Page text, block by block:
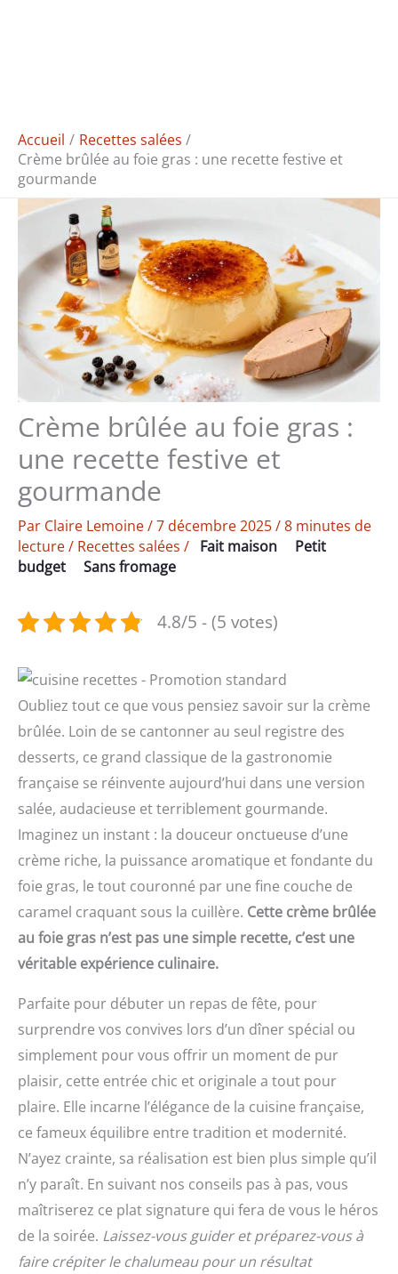
Accueil
Recettes salées
Crème brûlée au foie gras : une recette festive et
gourmande
Crème brûlée au foie gras :
une recette festive et
gourmande
Par Claire Lemoine/7 décembre 2025/8 minutes de
lecture/ Recettes salées / Fait maison
Petit
budget
Sans fromage
4.8/5 - (5 votes)
Oubliez tout ce que vous pensiez savoir sur la crème
brûlée. Loin de se cantonner au seul registre des
desserts, ce grand classique de la gastronomie
française se réinvente aujourd’hui dans une version
salée, audacieuse et terriblement gourmande.
Imaginez un instant : la douceur onctueuse d’une
crème riche, la puissance aromatique et fondante du
foie gras, le tout couronné par une fine couche de
caramel craquant sous la cuillère. Cette crème brûlée
au foie gras n’est pas une simple recette, c’est une
véritable expérience culinaire.
Parfaite pour débuter un repas de fête, pour
surprendre vos convives lors d’un dîner spécial ou
simplement pour vous offrir un moment de pur
plaisir, cette entrée chic et originale a tout pour
plaire. Elle incarne l’élégance de la cuisine française,
ce fameux équilibre entre tradition et modernité.
N’ayez crainte, sa réalisation est bien plus simple qu’il
n’y paraît. En suivant nos conseils pas à pas, vous
maîtriserez ce plat signature qui fera de vous le héros
de la soirée. Laissez-vous guider et préparez-vous à
faire crépiter le chalumeau pour un résultat